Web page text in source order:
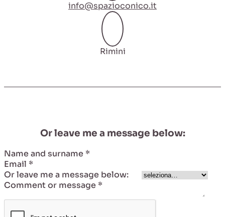
info@spazioconico.it
Rimini
Or leave me a message below:
Name and surname *
informazioni?
Email *
Or leave me a message below:
Comment or message *